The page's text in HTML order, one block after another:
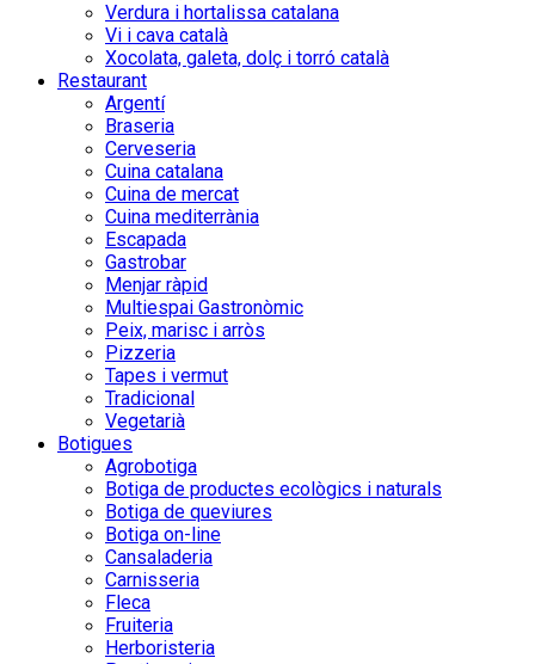
Verdura i hortalissa catalana
Vi i cava català
Xocolata, galeta, dolç i torró català
Restaurant
Argentí
Braseria
Cerveseria
Cuina catalana
Cuina de mercat
Cuina mediterrània
Escapada
Gastrobar
Menjar ràpid
Multiespai Gastronòmic
Peix, marisc i arròs
Pizzeria
Tapes i vermut
Tradicional
Vegetarià
Botigues
Agrobotiga
Botiga de productes ecològics i naturals
Botiga de queviures
Botiga on-line
Cansaladeria
Carnisseria
Fleca
Fruiteria
Herboristeria